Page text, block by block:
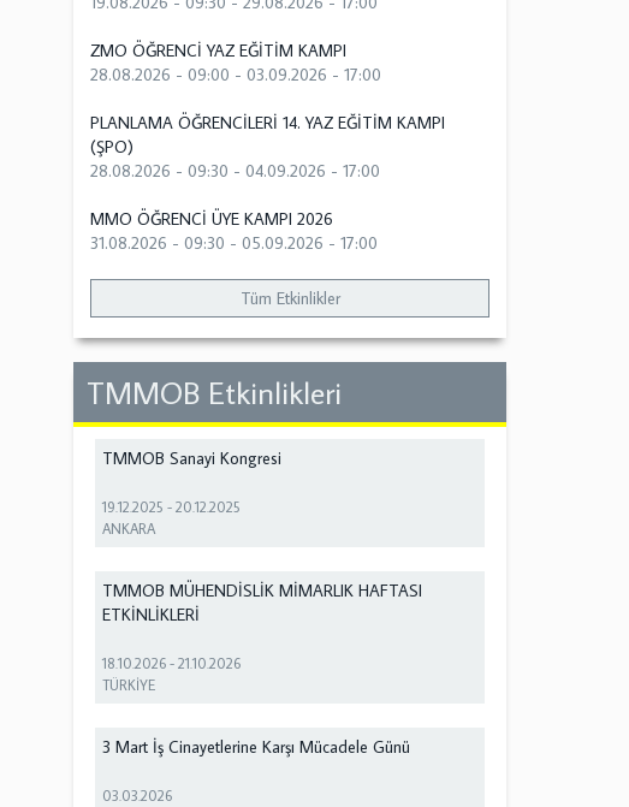
ZMO ÖĞRENCİ YAZ EĞİTİM KAMPI
28.08.2026 - 09:00 -03.09.2026 - 17:00
PLANLAMA ÖĞRENCİLERİ 14. YAZ EĞİTİM KAMPI
(ŞPO)
28.08.2026 - 09:30 -04.09.2026 - 17:00
MMO ÖĞRENCİ ÜYE KAMPI 2026
31.08.2026 - 09:30 -05.09.2026 - 17:00
Tüm Etkinlikler
TMMOB Etkinlikleri
TMMOB Sanayi Kongresi
19.12.2025 -20.12.2025
ANKARA
TMMOB MÜHENDİSLİK MİMARLIK HAFTASI
ETKİNLİKLERİ
18.10.2026 -21.10.2026
TÜRKİYE
3 Mart İş Cinayetlerine Karşı Mücadele Günü
03.03.2026